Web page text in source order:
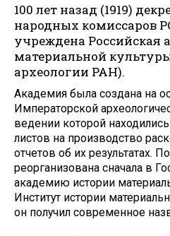
100 лет назад (1919)
народных комиссаров
учреждена Российская
материальной
археологии РАН).
Академия была создана на
Императорской
ведении которой
листов на производство
отчетов об их результатах.
реорганизована сначала в
академию истории
Институт истории
он получил современное